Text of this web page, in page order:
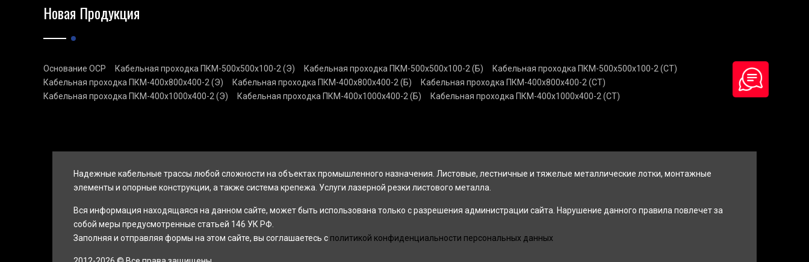
Новая Продукция
Основание ОСР Кабельная проходка ПКМ-500х500х100-2 (Э) Кабельная проходка ПКМ-500х500х100-2 (Б)
Кабельная проходка ПКМ-500х500х100-2 (СТ)
Кабельная проходка ПКМ-400х800х400-2 (Э)
Кабельная проходка ПКМ-400х800х400-2 (Б)
Кабельная проходка ПКМ-400х800х400-2 (СТ)
Кабельная проходка ПКМ-400х1000х400-2 (Э)
Кабельная проходка ПКМ-400х1000х400-2 (Б) Кабельная проходка ПКМ-400х1000х400-2 (СТ)
Надежные кабельные трассы любой сложности на объектах промышленного назначения. Листовые, лестничные и тяжелые металлические лотки, монтажные
элементы и опорные конструкции, а также система крепежа. Услуги лазерной резки листового металла.
Вся информация находящаяся на данном сайте, может быть использована только с разрешения администрации сайта. Нарушение данного правила повлечет за
собой меры предусмотренные статьей 146 УК РФ.
Заполняя и отправляя формы на этом сайте, вы соглашаетесь с политикой конфиденциальности персональных данных